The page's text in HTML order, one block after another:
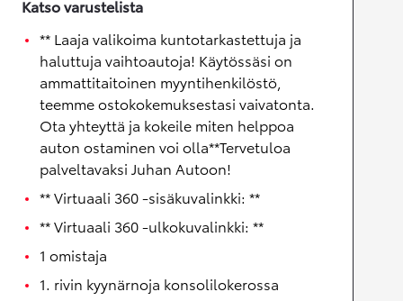
Katso varustelista
** Laaja valikoima kuntotarkastettuja ja
haluttuja vaihtoautoja! Käytössäsi on
ammattitaitoinen myyntihenkilöstö,
teemme ostokokemuksestasi vaivatonta.
Ota yhteyttä ja kokeile miten helppoa
auton ostaminen voi olla**Tervetuloa
palveltavaksi Juhan Autoon!
** Virtuaali 360 -sisäkuvalinkki: **
** Virtuaali 360 -ulkokuvalinkki: **
1 omistaja
1. rivin kyynärnoja konsolilokerossa